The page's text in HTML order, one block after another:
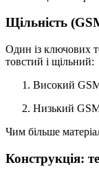
Щільність
Один із ключових
товстий і щільний:
Високий
Низький
Чим більше
Конструкція: